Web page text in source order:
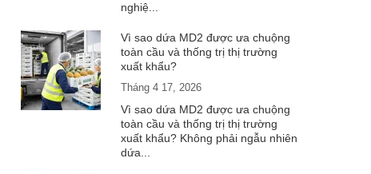
nghiệ...
Vì sao dứa MD2 được ưa chuộng
toàn cầu và thống trị thị trường
xuất khẩu?
Tháng 4 17, 2026
Vì sao dứa MD2 được ưa chuộng
toàn cầu và thống trị thị trường
xuất khẩu? Không phải ngẫu nhiên
dứa...